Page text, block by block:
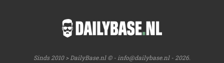
Sinds 2010 > DailyBase.nl © -info@dailybase.nl- 2026.